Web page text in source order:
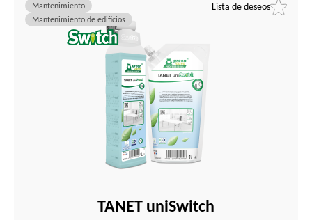
Lista de deseos
TANET uniSwitch
Mantenimiento
Mantenimiento de edificios